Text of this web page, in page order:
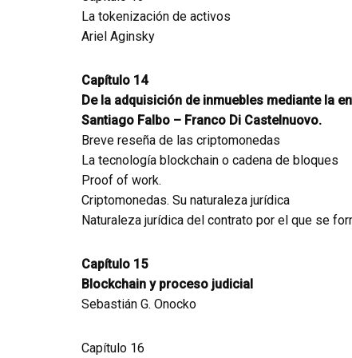
La tokenización de activos
Ariel Aginsky
Capítulo 14
De la adquisición de inmuebles mediante la
Santiago Falbo – Franco Di Castelnuovo.
Breve reseña de las criptomonedas
La tecnología blockchain o cadena de bloques
Proof of work.
Criptomonedas. Su naturaleza jurídica
Naturaleza jurídica del contrato por el que se
Capítulo 15
Blockchain y proceso judicial
Sebastián G. Onocko
Capítulo 16